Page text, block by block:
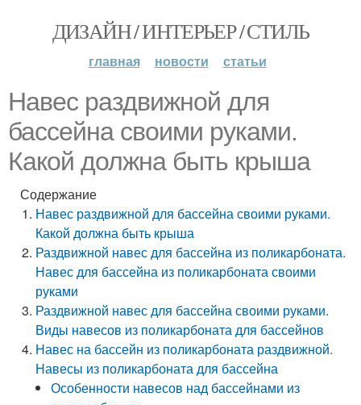
ДИЗАЙН / ИНТЕРЬЕР / СТИЛЬ
главная новости статьи
Навес раздвижной для
бассейна своими руками.
Какой должна быть крыша
Содержание
Навес раздвижной для бассейна своими руками.
Какой должна быть крыша
Раздвижной навес для бассейна из поликарбоната.
Навес для бассейна из поликарбоната своими
руками
Раздвижной навес для бассейна своими руками.
Виды навесов из поликарбоната для бассейнов
Навес на бассейн из поликарбоната раздвижной.
Навесы из поликарбоната для бассейна
Особенности навесов над бассейнами из